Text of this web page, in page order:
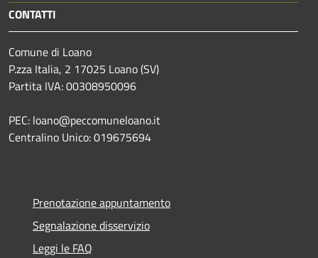
CONTATTI
Comune di Loano
P.zza Italia, 2 17025 Loano (SV)
Partita IVA: 00308950096
PEC: loano@peccomuneloano.it
Centralino Unico: 019675694
Prenotazione appuntamento
Segnalazione disservizio
Leggi le FAQ